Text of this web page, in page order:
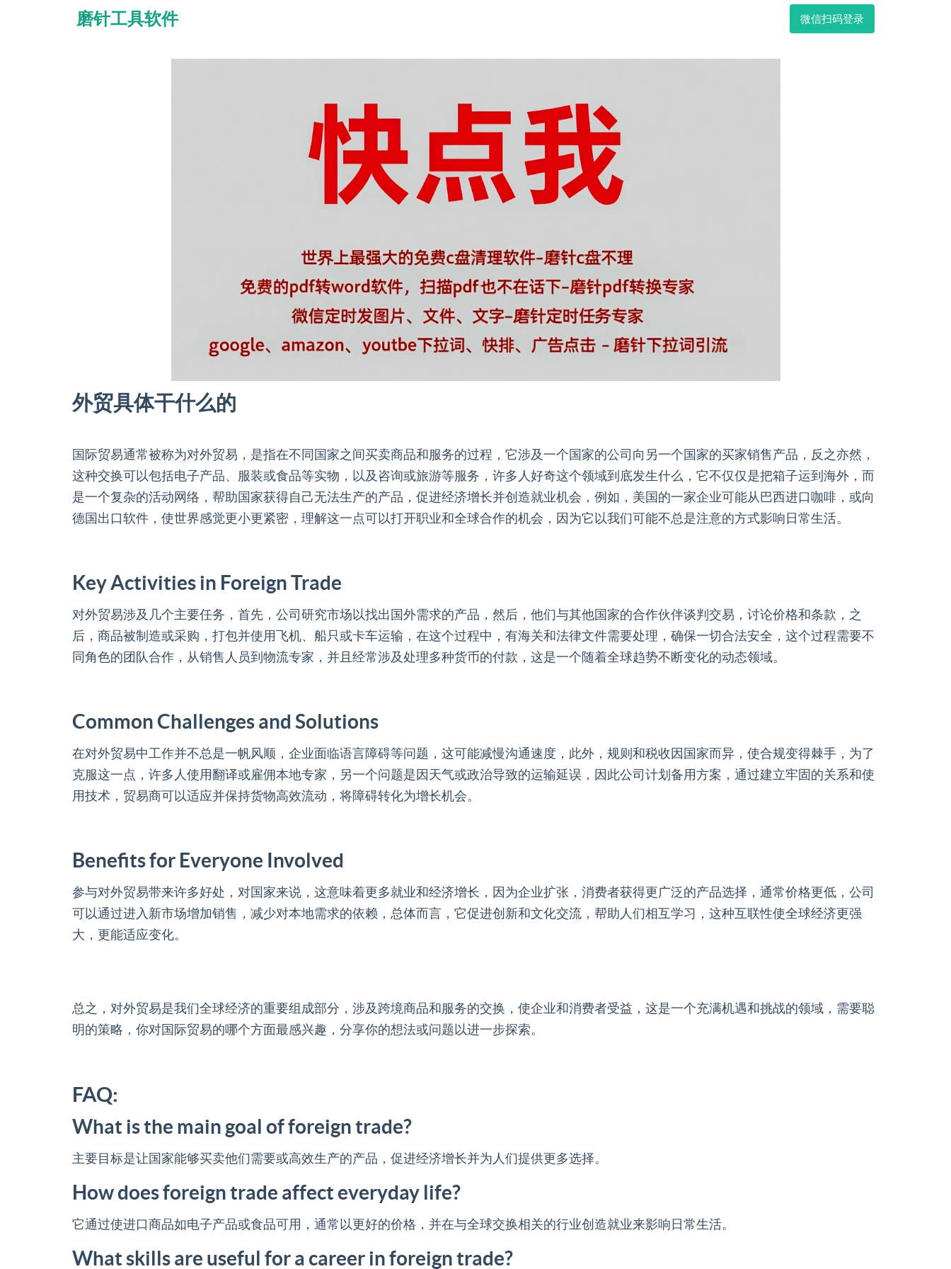
磨针工具软件 微信扫码登录
外贸具体干什么的
国际贸易通常被称为对外贸易，是指在不同国家之间买卖商品和服务的过程，它涉及一个国家的公司向另一个国家的买家销售产品，反之亦然，
这种交换可以包括电子产品、服装或食品等实物，以及咨询或旅游等服务，许多人好奇这个领域到底发生什么，它不仅仅是把箱子运到海外，而
是一个复杂的活动网络，帮助国家获得自己无法生产的产品，促进经济增长并创造就业机会，例如，美国的一家企业可能从巴西进口咖啡，或向
德国出口软件，使世界感觉更小更紧密，理解这一点可以打开职业和全球合作的机会，因为它以我们可能不总是注意的方式影响日常生活。
Key Activities in Foreign Trade
对外贸易涉及几个主要任务，首先，公司研究市场以找出国外需求的产品，然后，他们与其他国家的合作伙伴谈判交易，讨论价格和条款，之
后，商品被制造或采购，打包并使用飞机、船只或卡车运输，在这个过程中，有海关和法律文件需要处理，确保一切合法安全，这个过程需要不
同角色的团队合作，从销售人员到物流专家，并且经常涉及处理多种货币的付款，这是一个随着全球趋势不断变化的动态领域。
Common Challenges and Solutions
在对外贸易中工作并不总是一帆风顺，企业面临语言障碍等问题，这可能减慢沟通速度，此外，规则和税收因国家而异，使合规变得棘手，为了
克服这一点，许多人使用翻译或雇佣本地专家，另一个问题是因天气或政治导致的运输延误，因此公司计划备用方案，通过建立牢固的关系和使
用技术，贸易商可以适应并保持货物高效流动，将障碍转化为增长机会。
Benefits for Everyone Involved
参与对外贸易带来许多好处，对国家来说，这意味着更多就业和经济增长，因为企业扩张，消费者获得更广泛的产品选择，通常价格更低，公司
可以通过进入新市场增加销售，减少对本地需求的依赖，总体而言，它促进创新和文化交流，帮助人们相互学习，这种互联性使全球经济更强
大，更能适应变化。
总之，对外贸易是我们全球经济的重要组成部分，涉及跨境商品和服务的交换，使企业和消费者受益，这是一个充满机遇和挑战的领域，需要聪
明的策略，你对国际贸易的哪个方面最感兴趣，分享你的想法或问题以进一步探索。
FAQ:
What is the main goal of foreign trade?
主要目标是让国家能够买卖他们需要或高效生产的产品，促进经济增长并为人们提供更多选择。
How does foreign trade affect everyday life?
它通过使进口商品如电子产品或食品可用，通常以更好的价格，并在与全球交换相关的行业创造就业来影响日常生活。
What skills are useful for a career in foreign trade?